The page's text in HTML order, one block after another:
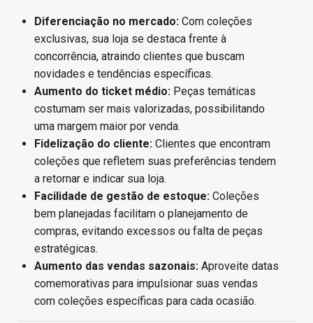
Diferenciação no mercado: Com coleções
exclusivas, sua loja se destaca frente à
concorrência, atraindo clientes que buscam
novidades e tendências específicas.
Aumento do ticket médio: Peças temáticas
costumam ser mais valorizadas, possibilitando
uma margem maior por venda.
Fidelização do cliente: Clientes que encontram
coleções que refletem suas preferências tendem
a retornar e indicar sua loja.
Facilidade de gestão de estoque: Coleções
bem planejadas facilitam o planejamento de
compras, evitando excessos ou falta de peças
estratégicas.
Aumento das vendas sazonais: Aproveite datas
comemorativas para impulsionar suas vendas
com coleções específicas para cada ocasião.